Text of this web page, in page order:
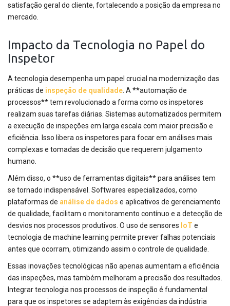
satisfação geral do cliente, fortalecendo a posição da empresa no
mercado.
Impacto da Tecnologia no Papel do
Inspetor
A tecnologia desempenha um papel crucial na modernização das
práticas de inspeção de qualidade . A **automação de
processos** tem revolucionado a forma como os inspetores
realizam suas tarefas diárias. Sistemas automatizados permitem
a execução de inspeções em larga escala com maior precisão e
eficiência. Isso libera os inspetores para focar em análises mais
complexas e tomadas de decisão que requerem julgamento
humano.
Além disso, o **uso de ferramentas digitais** para análises tem
se tornado indispensável. Softwares especializados, como
plataformas de análise de dados e aplicativos de gerenciamento
de qualidade, facilitam o monitoramento contínuo e a detecção de
desvios nos processos produtivos. O uso de sensores IoT e
tecnologia de machine learning permite prever falhas potenciais
antes que ocorram, otimizando assim o controle de qualidade.
Essas inovações tecnológicas não apenas aumentam a eficiência
das inspeções, mas também melhoram a precisão dos resultados.
Integrar tecnologia nos processos de inspeção é fundamental
para que os inspetores se adaptem às exigências da indústria